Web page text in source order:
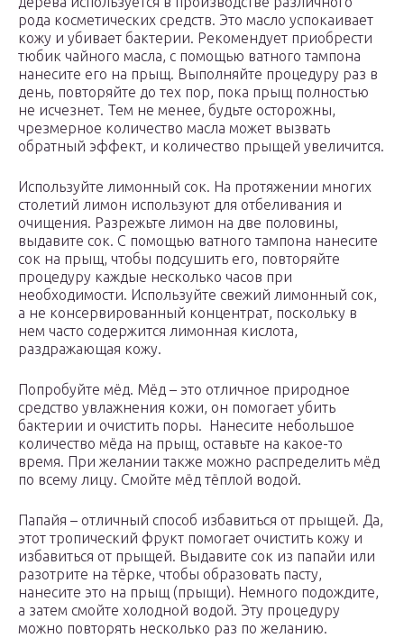
рода косметических средств. Это масло успокаивает
кожу и убивает бактерии. Рекомендует приобрести
тюбик чайного масла, с помощью ватного тампона
нанесите его на прыщ. Выполняйте процедуру раз в
день, повторяйте до тех пор, пока прыщ полностью
не исчезнет. Тем не менее, будьте осторожны,
чрезмерное количество масла может вызвать
обратный эффект, и количество прыщей увеличится.
Используйте лимонный сок. На протяжении многих
столетий лимон используют для отбеливания и
очищения. Разрежьте лимон на две половины,
выдавите сок. С помощью ватного тампона нанесите
сок на прыщ, чтобы подсушить его, повторяйте
процедуру каждые несколько часов при
необходимости. Используйте свежий лимонный сок,
а не консервированный концентрат, поскольку в
нем часто содержится лимонная кислота,
раздражающая кожу.
Попробуйте мёд. Мёд – это отличное природное
средство увлажнения кожи, он помогает убить
бактерии и очистить поры. Нанесите небольшое
количество мёда на прыщ, оставьте на какое-то
время. При желании также можно распределить мёд
по всему лицу. Смойте мёд тёплой водой.
Папайя – отличный способ избавиться от прыщей. Да,
этот тропический фрукт помогает очистить кожу и
избавиться от прыщей. Выдавите сок из папайи или
разотрите на тёрке, чтобы образовать пасту,
нанесите это на прыщ (прыщи). Немного подождите,
а затем смойте холодной водой. Эту процедуру
можно повторять несколько раз по желанию.